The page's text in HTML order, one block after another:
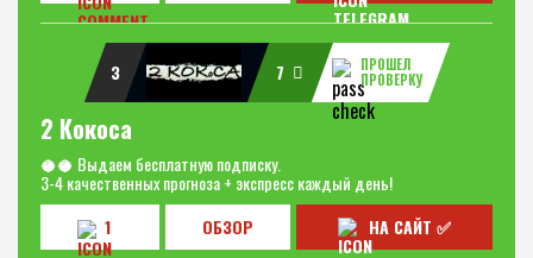
3 7
ПРОШЕЛ
ПРОВЕРКУ
2 Кокоса
🥥🥥 Выдаем бесплатную подписку.
3-4 качественных прогноза + экспресс каждый день!
1
ОБЗОР НА САЙТ ✅